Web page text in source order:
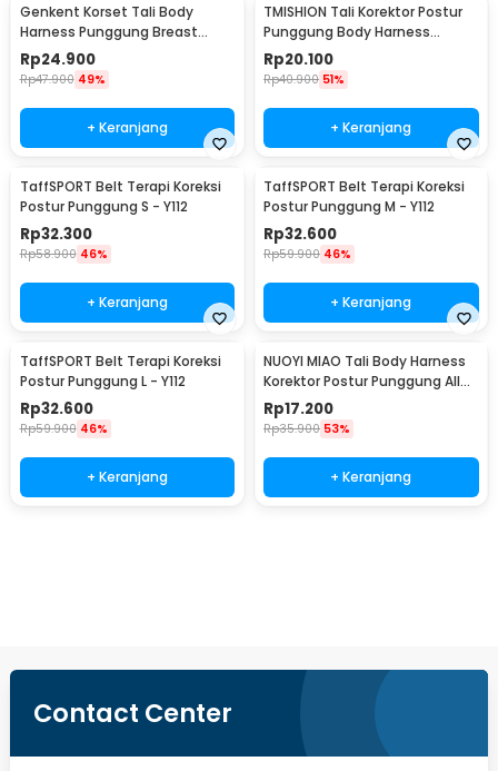
Genkent Korset Tali Body
Harness Punggung Breast
Support L - BBJ-16
Rp24.900
Rp47.900 49%
+ Keranjang
TMISHION Tali Korektor Postur
Punggung Body Harness
Posture Corrector - BBJ-16
Rp20.100
Rp40.900 51%
+ Keranjang
TaffSPORT Belt Terapi Koreksi
Postur Punggung S - Y112
Rp32.300
Rp58.900 46%
+ Keranjang
TaffSPORT Belt Terapi Koreksi
Postur Punggung M - Y112
Rp32.600
Rp59.900 46%
+ Keranjang
TaffSPORT Belt Terapi Koreksi
Postur Punggung L - Y112
Rp32.600
Rp59.900 46%
+ Keranjang
NUOYI MIAO Tali Body Harness
Korektor Postur Punggung All
Size - NY-15
Rp17.200
Rp35.900 53%
+ Keranjang
Contact Center